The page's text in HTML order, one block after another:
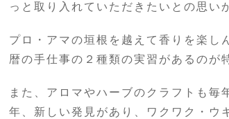
っと取り入れていただきたいとの思い
プロ・アマの垣根を越えて香りを楽し
暦の手仕事の２種類の実習があるのが
また、アロマやハーブのクラフトも
年、新しい発見があり、ワクワク・ウ